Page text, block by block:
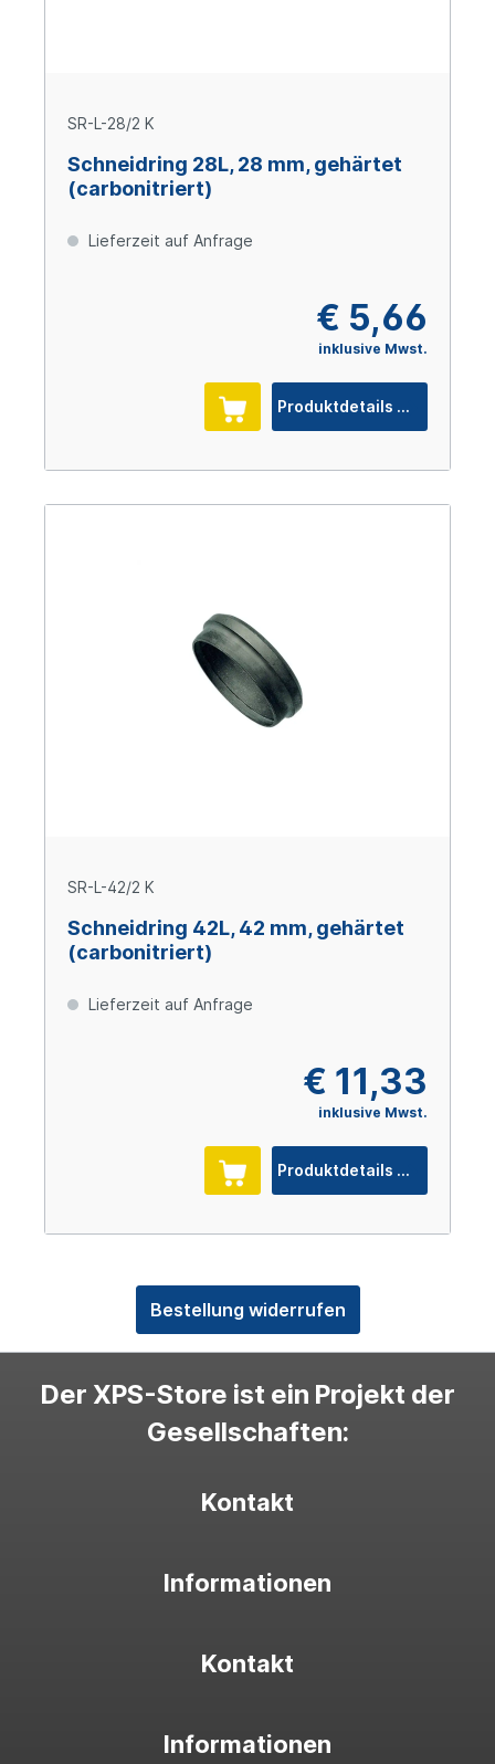
SR-L-28/2 K
Schneidring 28L, 28 mm, gehärtet
(carbonitriert)
Lieferzeit auf Anfrage
€ 5,66
inklusive Mwst.
Produktdetails
SR-L-42/2 K
Schneidring 42L, 42 mm, gehärtet
(carbonitriert)
Lieferzeit auf Anfrage
€ 11,33
inklusive Mwst.
Produktdetails
Bestellung widerrufen
Der XPS-Store ist ein Projekt der
Gesellschaften:
Kontakt
Informationen
Kontakt
Informationen